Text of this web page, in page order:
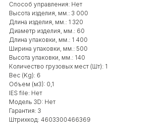
Способ управления: Нет
Высота изделия, мм.: 3 000
Длина изделия, мм.: 1 320
Диаметр изделия, мм.: 60
Длина упаковки, мм.: 1 400
Ширина упаковки, мм.: 500
Высота упаковки, мм.: 140
Количество грузовых мест (Шт): 1
Вес (Kg): 6
Объем (м3): 0,1
IES file: Нет
Модель 3D: Нет
Гарантия: 3
Штрихкод: 4603300466369